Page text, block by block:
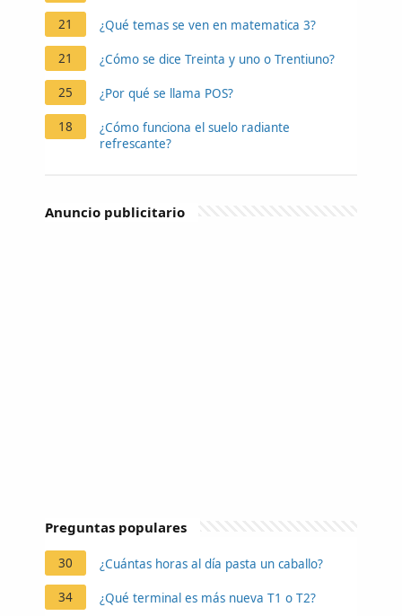
21 ¿Qué temas se ven en matematica 3?
21 ¿Cómo se dice Treinta y uno o Trentiuno?
25 ¿Por qué se llama POS?
18
¿Cómo funciona el suelo radiante
refrescante?
Anuncio publicitario
Preguntas populares
30 ¿Cuántas horas al día pasta un caballo?
34 ¿Qué terminal es más nueva T1 o T2?